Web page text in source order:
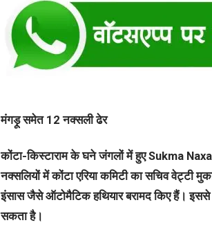
मंगड़ू समेत 12 नक्सली ढेर
कोंटा-किस्टाराम के घने जंगलों में हुए Sukma
नक्सलियों में कोंटा एरिया कमिटी का सचिव वेट्टी
इंसास जैसे ऑटोमैटिक हथियार बरामद किए हैं। इससे
सकता है।